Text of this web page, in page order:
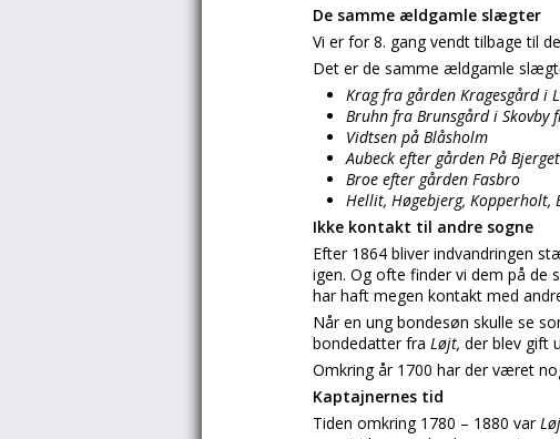
De samme ældgamle slægter
Vi er for 8. gang vendt tilbage til
Det er de samme ældgamle
Krag fra gården Kragesgård i
Bruhn fra Brunsgård i Skovby
Vidtsen på Blåsholm
Aubeck efter gården På
Broe efter gården Fasbro
Hellit, Høgebjerg, Kopperholt,
Ikke kontakt til andre sogne
Efter 1864 bliver indvandringen
igen. Og ofte finder vi dem på
har haft megen kontakt med
Når en ung bondesøn skulle se
bondedatter fra Løjt, der blev gift
Omkring år 1700 har der været
Kaptajnernes tid
Tiden omkring 1780 – 1880 var